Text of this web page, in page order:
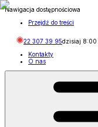
Nawigacja dostępnościowa
Przejdź do treści
22 307 39 95dzisiaj 8:00
Kontakty
O nas